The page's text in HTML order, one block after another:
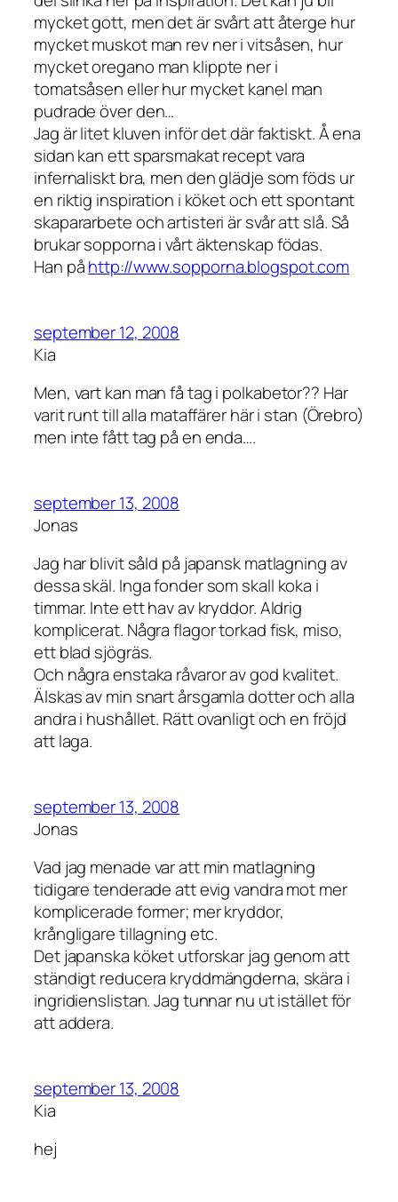
mycket gott, men det är svårt att återge hur
mycket muskot man rev ner i vitsåsen, hur
mycket oregano man klippte ner i
tomatsåsen eller hur mycket kanel man
pudrade över den…
Jag är litet kluven inför det där faktiskt. Å ena
sidan kan ett sparsmakat recept vara
infernaliskt bra, men den glädje som föds ur
en riktig inspiration i köket och ett spontant
skapararbete och artisteri är svår att slå. Så
brukar sopporna i vårt äktenskap födas.
Han påhttp://www.sopporna.blogspot.com
september 12, 2008
Kia
Men, vart kan man få tag i polkabetor?? Har
varit runt till alla mataffärer här i stan (Örebro)
men inte fått tag på en enda….
september 13, 2008
Jonas
Jag har blivit såld på japansk matlagning av
dessa skäl. Inga fonder som skall koka i
timmar. Inte ett hav av kryddor. Aldrig
komplicerat. Några flagor torkad fisk, miso,
ett blad sjögräs.
Och några enstaka råvaror av god kvalitet.
Älskas av min snart årsgamla dotter och alla
andra i hushållet. Rätt ovanligt och en fröjd
att laga.
september 13, 2008
Jonas
Vad jag menade var att min matlagning
tidigare tenderade att evig vandra mot mer
komplicerade former; mer kryddor,
krångligare tillagning etc.
Det japanska köket utforskar jag genom att
ständigt reducera kryddmängderna, skära i
ingridienslistan. Jag tunnar nu ut istället för
att addera.
september 13, 2008
Kia
hej